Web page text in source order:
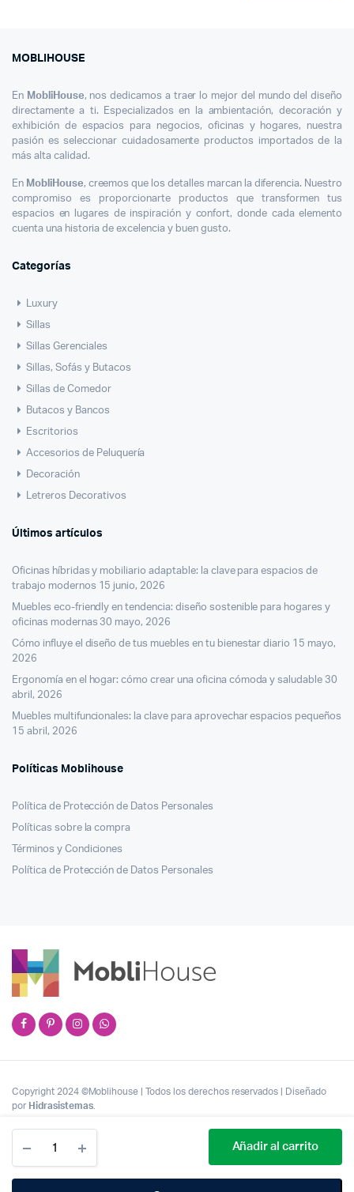
Figura
Moderna
De
Añadir al carrito
MOBLIHOUSE
En MobliHouse, nos dedicamos a traer lo mejor del mundo del diseño
directamente a ti. Especializados en la ambientación, decoración y
exhibición de espacios para negocios, oficinas y hogares, nuestra
pasión es seleccionar cuidadosamente productos importados de la
más alta calidad.
En MobliHouse, creemos que los detalles marcan la diferencia. Nuestro
compromiso es proporcionarte productos que transformen tus
espacios en lugares de inspiración y confort, donde cada elemento
cuenta una historia de excelencia y buen gusto.
Categorías
Luxury
Sillas
Sillas Gerenciales
Sillas, Sofás y Butacos
Sillas de Comedor
Butacos y Bancos
Escritorios
Accesorios de Peluquería
Decoración
Letreros Decorativos
Últimos artículos
Oficinas híbridas y mobiliario adaptable: la clave para espacios de
trabajo modernos 15 junio, 2026
Muebles eco-friendly en tendencia: diseño sostenible para hogares y
oficinas modernas 30 mayo, 2026
Cómo influye el diseño de tus muebles en tu bienestar diario 15 mayo,
2026
Ergonomía en el hogar: cómo crear una oficina cómoda y saludable 30
abril, 2026
Muebles multifuncionales: la clave para aprovechar espacios pequeños
15 abril, 2026
Políticas Moblihouse
Política de Protección de Datos Personales
Políticas sobre la compra
Términos y Condiciones
Política de Protección de Datos Personales
Copyright 2024 ©Moblihouse | Todos los derechos reservados | Diseñado
por Hidrasistemas.